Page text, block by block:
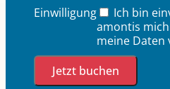
Einwilligung
Ich bin
amontis
meine Daten
Jetzt buchen